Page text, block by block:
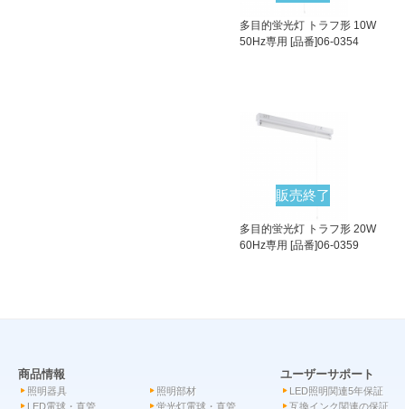
多目的蛍光灯 トラフ形 10W
50Hz専用 [品番]06-0354
販売終了
多目的蛍光灯 トラフ形 20W
60Hz専用 [品番]06-0359
商品情報
照明器具
照明部材
LED電球・直管
蛍光灯電球・直管
ユーザーサポート
LED照明関連5年保証
互換インク関連の保証